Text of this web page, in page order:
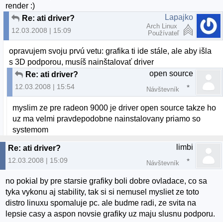
render :)
Re: ati driver?
12.03.2008 | 15:09
Lapajko
Arch Linux
Používateľ
opravujem svoju prvú vetu: grafika ti ide stále, ale aby išla
s 3D podporou, musíš nainštalovať driver
Re: ati driver?
12.03.2008 | 15:54
open source
Návštevník
myslim ze pre radeon 9000 je driver open source takze ho
uz ma velmi pravdepodobne nainstalovany priamo so
systemom
Re: ati driver?
12.03.2008 | 15:09
limbi
Návštevník
no pokial by pre starsie grafiky boli dobre ovladace, co sa
tyka vykonu aj stability, tak si si nemusel mysliet ze toto
distro linuxu spomaluje pc. ale budme radi, ze svita na
lepsie casy a aspon novsie grafiky uz maju slusnu podporu.